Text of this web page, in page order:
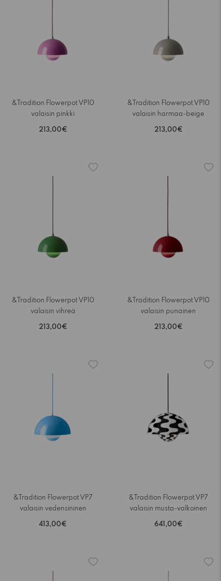
&Tradition Flowerpot VP10
valaisin pinkki
213,00€
&Tradition Flowerpot VP10
valaisin harmaa-beige
213,00€
&Tradition Flowerpot VP10
valaisin vihreä
213,00€
&Tradition Flowerpot VP10
valaisin punainen
213,00€
&Tradition Flowerpot VP7
valaisin vedensininen
413,00€
&Tradition Flowerpot VP7
valaisin musta-valkoinen
641,00€